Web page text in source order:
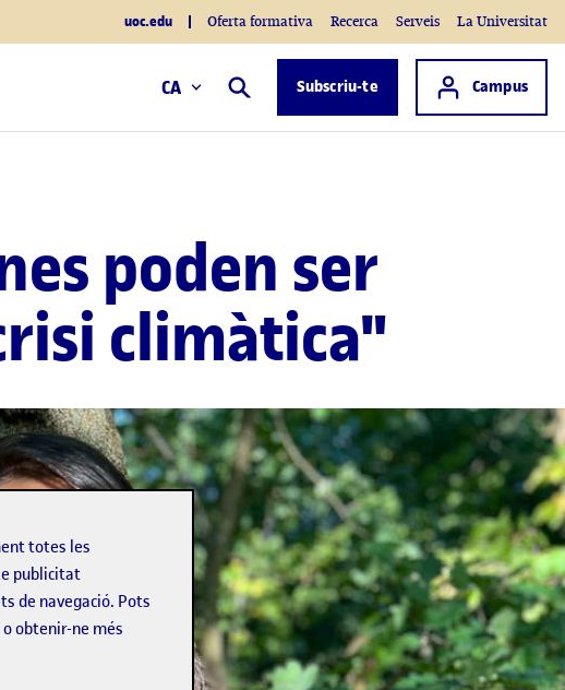
uoc.edu Oferta formativa Recerca Serveis La Universitat
Cercar Subscriu-te Accés a
Campus
CA
poden ser
climàtica"
totes les
publicitat
de navegació. Pots
obtenir-ne més